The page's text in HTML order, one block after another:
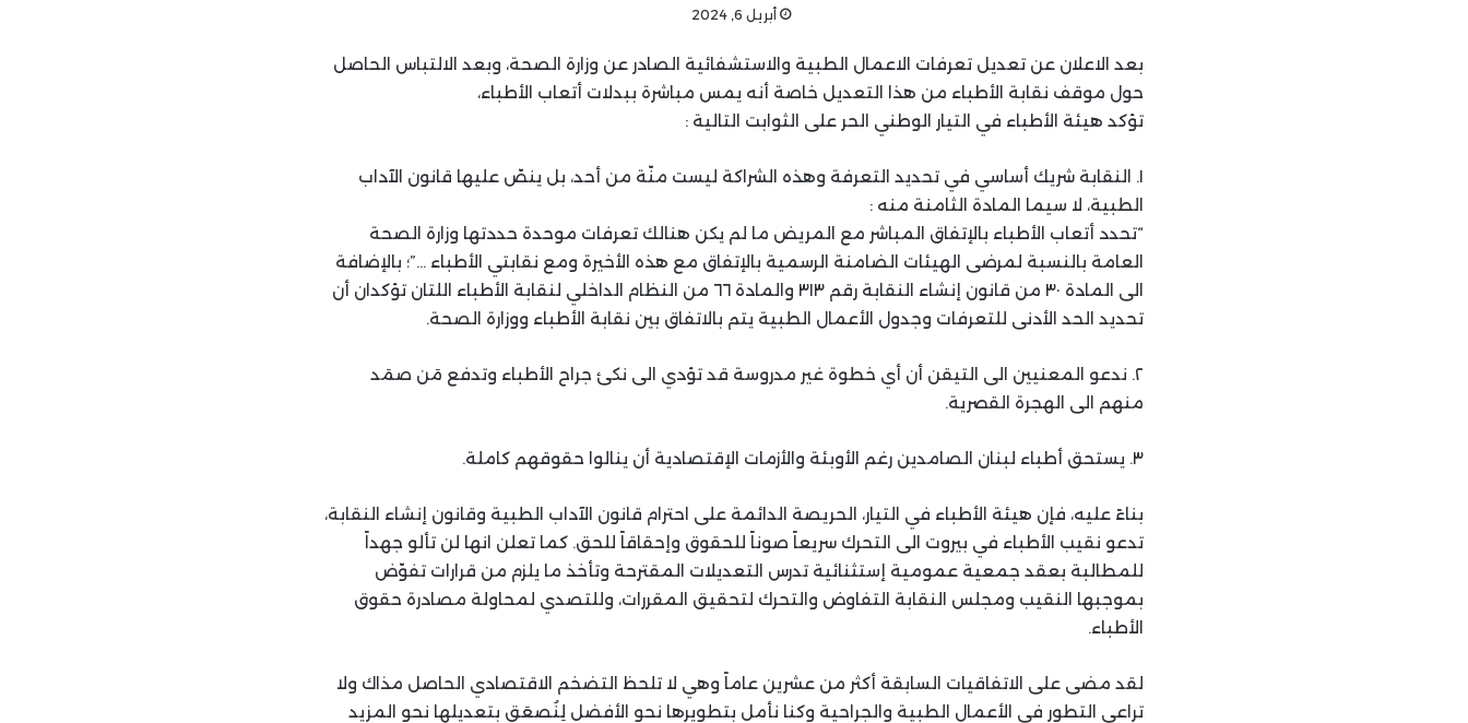
أبريل 6, 2024
بعد الاعلان عن تعديل تعرفات الاعمال الطبية والاستشفائية الصادر عن وزارة الصحة، وبعد الالتباس الحاصل
حول موقف نقابة الأطباء من هذا التعديل خاصة أنه يمس مباشرة ببدلات أتعاب الأطباء،
تؤكد هيئة الأطباء في التيار الوطني الحر على الثوابت التالية :
١. النقابة شريك أساسي في تحديد التعرفة وهذه الشراكة ليست منّة من أحد، بل ينصّ عليها قانون الآداب
الطبية، لا سيما المادة الثامنة منه :
“تحدد أتعاب الأطباء بالإتفاق المباشر مع المريض ما لم يكن هنالك تعرفات موحدة حددتها وزارة الصحة
العامة بالنسبة لمرضى الهيئات الضامنة الرسمية بالإتفاق مع هذه الأخيرة ومع نقابتي الأطباء …”؛ بالإضافة
الى المادة ٣٠ من قانون إنشاء النقابة رقم ٣١٣ والمادة ٦٦ من النظام الداخلي لنقابة الأطباء اللتان تؤكدان أن
تحديد الحد الأدنى للتعرفات وجدول الأعمال الطبية يتم بالاتفاق بين نقابة الأطباء ووزارة الصحة.
٢. ندعو المعنيين الى التيقن أن أي خطوة غير مدروسة قد تؤدي الى نكئ جراح الأطباء وتدفع مَن صمَد
منهم الى الهجرة القصرية.
٣. يستحق أطباء لبنان الصامدين رغم الأوبئة والأزمات الإقتصادية أن ينالوا حقوقهم كاملة.
بناءً عليه، فإن هيئة الأطباء في التيار، الحريصة الدائمة على احترام قانون الآداب الطبية وقانون إنشاء النقابة،
تدعو نقيب الأطباء في بيروت الى التحرك سريعاً صوناً للحقوق وإحقاقاً للحق. كما تعلن انها لن تألو جهداً
للمطالبة بعقد جمعية عمومية إستثنائية تدرس التعديلات المقترحة وتأخذ ما يلزم من قرارات تفوّض
بموجبها النقيب ومجلس النقابة التفاوض والتحرك لتحقيق المقررات، وللتصدي لمحاولة مصادرة حقوق
الأطباء.
لقد مضى على الاتفاقيات السابقة أكثر من عشرين عاماً وهي لا تلحظ التضخم الاقتصادي الحاصل مذاك ولا
تراعي التطور في الأعمال الطبية والجراحية وكنا نأمل بتطويرها نحو الأفضل لِنُصعَق بتعديلها نحو المزيد